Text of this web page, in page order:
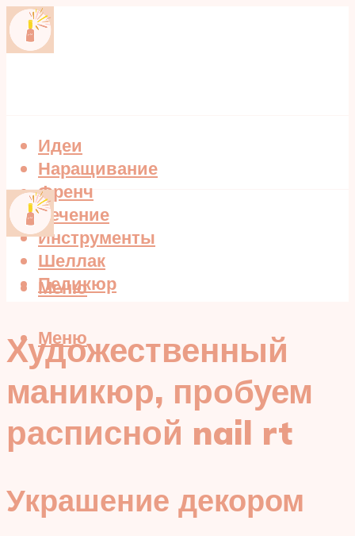
Идеи
Наращивание
Френч
Лечение
Инструменты
Шеллак
Педикюр
Меню
Меню
Художественный
маникюр, пробуем
расписной nail rt
Украшение декором